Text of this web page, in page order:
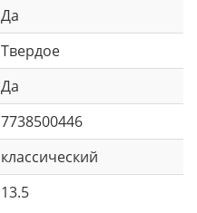
Да
Твердое
Да
7738500446
классический
13.5